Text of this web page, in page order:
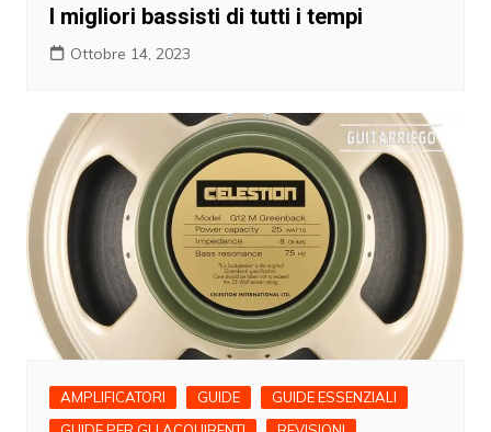
I migliori bassisti di tutti i tempi
Ottobre 14, 2023
AMPLIFICATORI GUIDE
GUIDE ESSENZIALI